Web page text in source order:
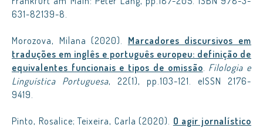
631-82139-8.
Morozova, Milana (2020). Marcadores discursivos em
traduções em inglês e português europeu: definição de
equivalentes funcionais e tipos de omissão. Filologia e
Linguística Portuguesa, 22(1), pp.103-121. eISSN 2176-
9419.
Pinto, Rosalice; Teixeira, Carla (2020). O agir jornalístico